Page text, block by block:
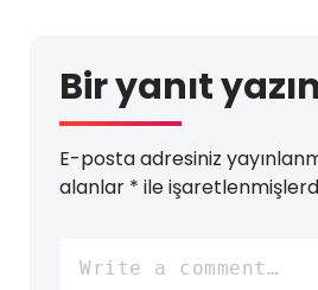
Bir yanıt yazın
E-posta adresiniz
alanlar * ile